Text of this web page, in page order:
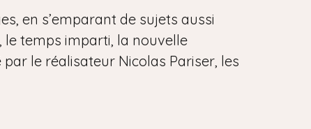
en s’emparant de sujets aussi
le temps imparti, la nouvelle
le réalisateur Nicolas Pariser, les